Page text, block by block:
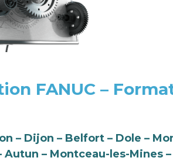
FANUC –
– Dijon – Belfort – Dole –
Autun – Montceau-les-Mines